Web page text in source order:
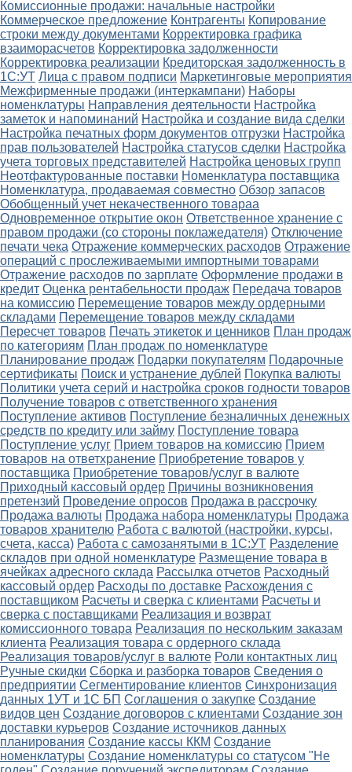
Комиссионные продажи: начальные настройки
Коммерческое предложение Контрагенты Копирование
строки между документами Корректировка графика
взаиморасчетов Корректировка задолженности
Корректировка реализации Кредиторская задолженность в
1С:УТ Лица с правом подписи Маркетинговые мероприятия
Межфирменные продажи (интеркампани) Наборы
номенклатуры Направления деятельности Настройка
заметок и напоминаний Настройка и создание вида сделки
Настройка печатных форм документов отгрузки Настройка
прав пользователей Настройка статусов сделки Настройка
учета торговых представителей Настройка ценовых групп
Неотфактурованные поставки Номенклатура поставщика
Номенклатура, продаваемая совместно Обзор запасов
Обобщенный учет некачественного товараа
Одновременное открытие окон Ответственное хранение с
правом продажи (со стороны поклажедателя) Отключение
печати чека Отражение коммерческих расходов Отражение
операций с прослеживаемыми импортными товарами
Отражение расходов по зарплате Оформление продажи в
кредит Оценка рентабельности продаж Передача товаров
на комиссию Перемещение товаров между ордерными
складами Перемещение товаров между складами
Пересчет товаров Печать этикеток и ценников План продаж
по категориям План продаж по номенклатуре
Планирование продаж Подарки покупателям Подарочные
сертификаты Поиск и устранение дублей Покупка валюты
Политики учета серий и настройка сроков годности товаров
Получение товаров с ответственного хранения
Поступление активов Поступление безналичных денежных
средств по кредиту или займу Поступление товара
Поступление услуг Прием товаров на комиссию Прием
товаров на ответхранение Приобретение товаров у
поставщика Приобретение товаров/услуг в валюте
Приходный кассовый ордер Причины возникновения
претензий Проведение опросов Продажа в рассрочку
Продажа валюты Продажа набора номенклатуры Продажа
товаров хранителю Работа с валютой (настройки, курсы,
счета, касса) Работа с самозанятыми в 1С:УТ Разделение
складов при одной номенклатуре Размещение товара в
ячейках адресного склада Рассылка отчетов Расходный
кассовый ордер Расходы по доставке Расхождения с
поставщиком Расчеты и сверка с клиентами Расчеты и
сверка с поставщиками Реализация и возврат
комиссионного товара Реализация по нескольким заказам
клиента Реализация товара с ордерного склада
Реализация товаров/услуг в валюте Роли контактных лиц
Ручные скидки Сборка и разборка товаров Сведения о
предприятии Сегментирование клиентов Синхронизация
данных 1УТ и 1С БП Соглашения о закупке Создание
видов цен Создание договоров с клиентами Создание зон
доставки курьеров Создание источников данных
планирования Создание кассы ККМ Создание
номенклатуры Создание номенклатуры со статусом "Не